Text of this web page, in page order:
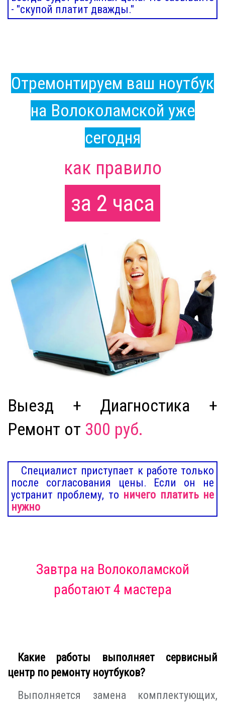
- "скупой платит дважды."
Отремонтируем ваш ноутбук
на Волоколамской уже
сегодня
как правило
за 2 часа
Выезд + Диагностика +
Ремонт от 300 руб.
Специалист приступает к работе только
после согласования цены. Если он не
устранит проблему, то ничего платить не
нужно
Завтра на Волоколамской
работают 4 мастера
Какие работы выполняет сервисный
центр по ремонту ноутбуков?
Выполняется замена комплектующих,